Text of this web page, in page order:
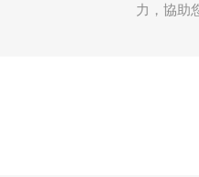
力，協助